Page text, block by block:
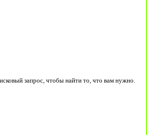
запрос, чтобы найти то, что вам нужно.